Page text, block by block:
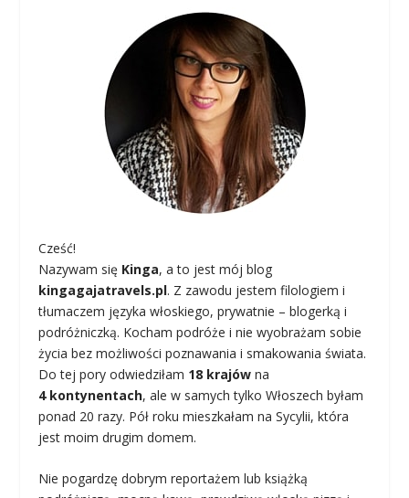
Cześć!
Nazywam się Kinga, a to jest mój blog
kingagajatravels.pl. Z zawodu jestem filologiem i
tłumaczem języka włoskiego, prywatnie – blogerką i
podróżniczką. Kocham podróże i nie wyobrażam sobie
życia bez możliwości poznawania i smakowania świata.
Do tej pory odwiedziłam 18 krajów na
4 kontynentach, ale w samych tylko Włoszech byłam
ponad 20 razy. Pół roku mieszkałam na Sycylii, która
jest moim drugim domem.
Nie pogardzę dobrym reportażem lub książką